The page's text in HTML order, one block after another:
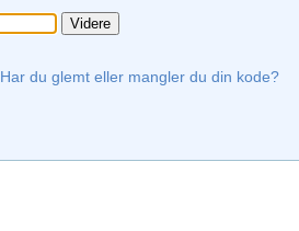
Har du glemt eller mangler du din kode?